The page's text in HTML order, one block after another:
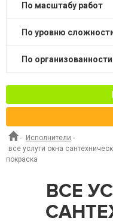
по масштабу работ
по уровню
по организованности
- Исполнители -
все услуги окна
покраска
ВСЕ